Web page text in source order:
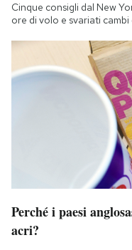
Cinque consigli dal New
ore di volo e svariati cambi
Perché i paesi
acri?